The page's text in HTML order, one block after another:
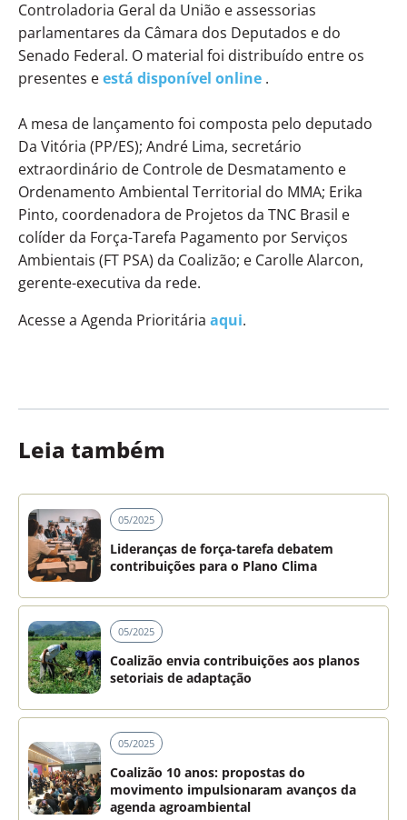
Controladoria Geral da União e assessorias
parlamentares da Câmara dos Deputados e do
Senado Federal. O material foi distribuído entre os
presentes eestá disponível online .
A mesa de lançamento foi composta pelo deputado
Da Vitória (PP/ES); André Lima, secretário
extraordinário de Controle de Desmatamento e
Ordenamento Ambiental Territorial do MMA; Erika
Pinto, coordenadora de Projetos da TNC Brasil e
colíder da Força-Tarefa Pagamento por Serviços
Ambientais (FT PSA) da Coalizão; e Carolle Alarcon,
gerente-executiva da rede.
Acesse a Agenda Prioritária aqui.
Leia também
05/2025
Lideranças de força-tarefa debatem
contribuições para o Plano Clima
05/2025
Coalizão envia contribuições aos planos
setoriais de adaptação
05/2025
Coalizão 10 anos: propostas do
movimento impulsionaram avanços da
agenda agroambiental